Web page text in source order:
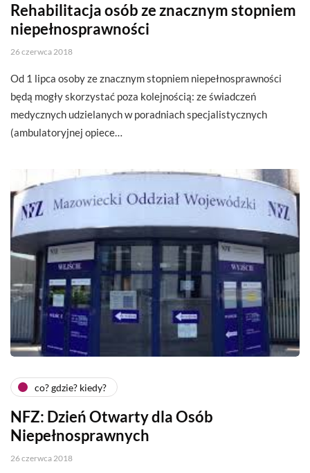
Rehabilitacja osób ze znacznym stopniem
niepełnosprawności
26 czerwca 2018
Od 1 lipca osoby ze znacznym stopniem niepełnosprawności
będą mogły skorzystać poza kolejnością: ze świadczeń
medycznych udzielanych w poradniach specjalistycznych
(ambulatoryjnej opiece…
co? gdzie? kiedy?
NFZ: Dzień Otwarty dla Osób
Niepełnosprawnych
26 czerwca 2018